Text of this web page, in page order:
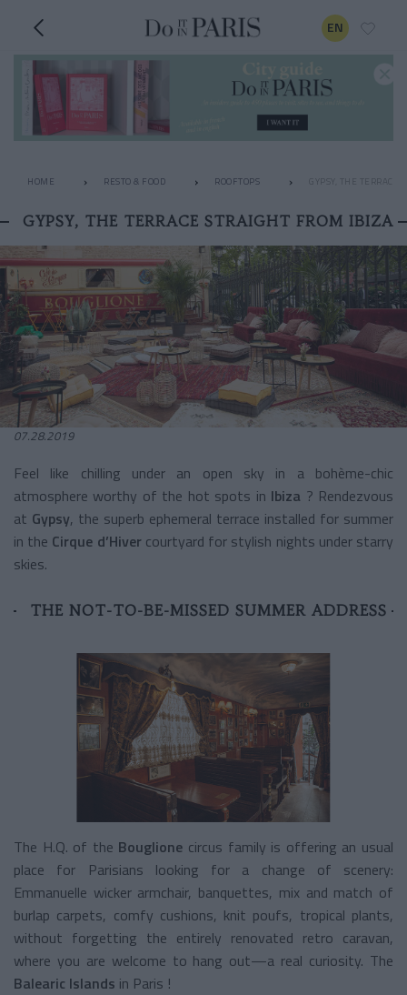
EN
HOME RESTO & FOOD ROOFTOPS GYPSY, THE
GYPSY, THE TERRACE STRAIGHT FROM IBIZA
07.28.2019
Feel like chilling under an open sky in a bohème-chic
atmosphere worthy of the hot spots in Ibiza ? Rendezvous
at Gypsy, the superb ephemeral terrace installed for summer
in the Cirque d’Hivercourtyard for stylish nights under starry
skies.
THE NOT-TO-BE-MISSED SUMMER ADDRESS
The H.Q. of the Bouglione circus family is offering an usual
place for Parisians looking for a change of scenery:
Emmanuelle wicker armchair, banquettes, mix and match of
burlap carpets, comfy cushions, knit poufs, tropical plants,
without forgetting the entirely renovated retro caravan,
where you are welcome to hang out—a real curiosity. The
Balearic Islands in Paris !